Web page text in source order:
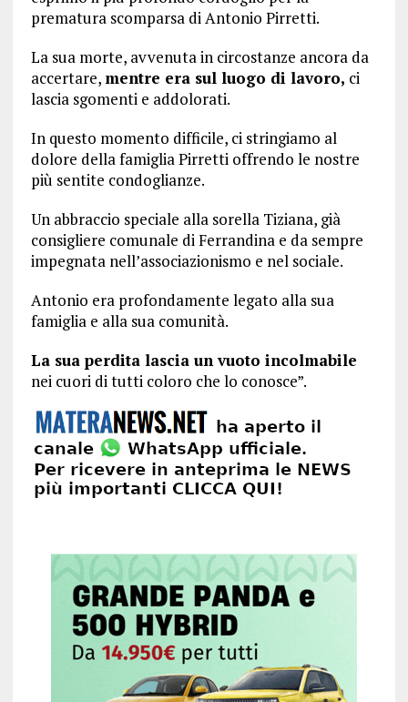
prematura scomparsa di Antonio Pirretti.
La sua morte, avvenuta in circostanze ancora da
accertare, mentre era sul luogo di lavoro, ci
lascia sgomenti e addolorati.
In questo momento difficile, ci stringiamo al
dolore della famiglia Pirretti offrendo le nostre
più sentite condoglianze.
Un abbraccio speciale alla sorella Tiziana, già
consigliere comunale di Ferrandina e da sempre
impegnata nell’associazionismo e nel sociale.
Antonio era profondamente legato alla sua
famiglia e alla sua comunità.
La sua perdita lascia un vuoto incolmabile
nei cuori di tutti coloro che lo conosce”.